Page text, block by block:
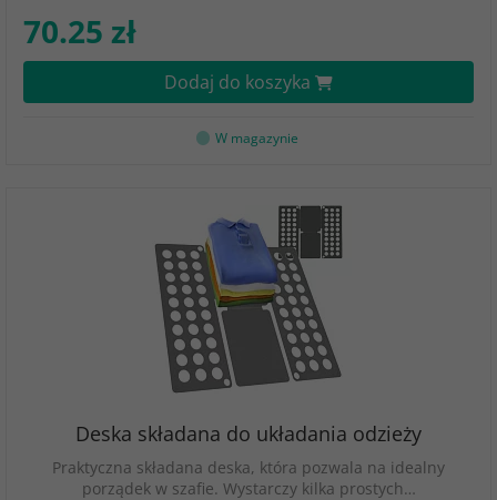
70.25 zł
Dodaj do koszyka
W magazynie
Deska składana do układania odzieży
Praktyczna składana deska, która pozwala na idealny
porządek w szafie. Wystarczy kilka prostych…